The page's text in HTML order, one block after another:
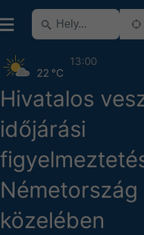
Hivatalos
időjárási
Németország
közelében
22 °C
13:00